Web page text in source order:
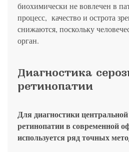
биохимически не вовлечен в
процесс, качество и острота
снижаются, поскольку
орган.
Диагностика
ретинопатии
Для диагностики центральной
ретинопатии в современной
используется ряд точных